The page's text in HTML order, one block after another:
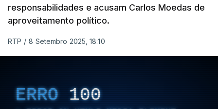
responsabilidades e acusam Carlos Moedas de
aproveitamento político.
RTP / 8 Setembro 2025, 18:10
ERRO 100